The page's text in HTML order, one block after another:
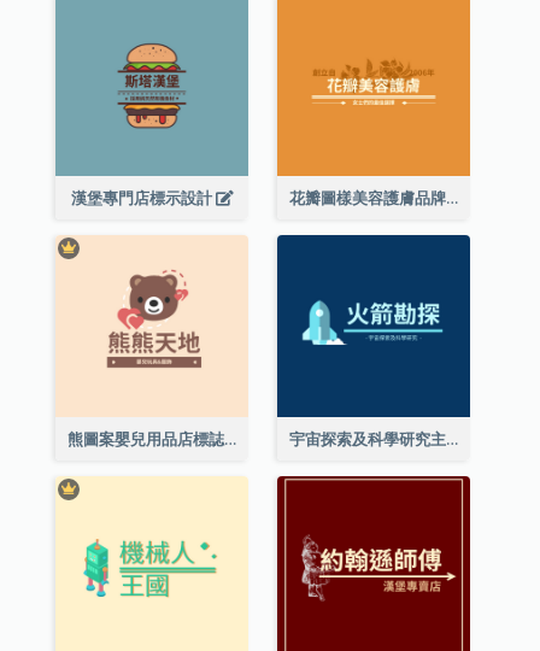
漢堡專門店標示設計 花瓣圖樣美容護膚品牌標誌
熊圖案嬰兒用品店標誌 宇宙探索及科學研究主題標誌設計